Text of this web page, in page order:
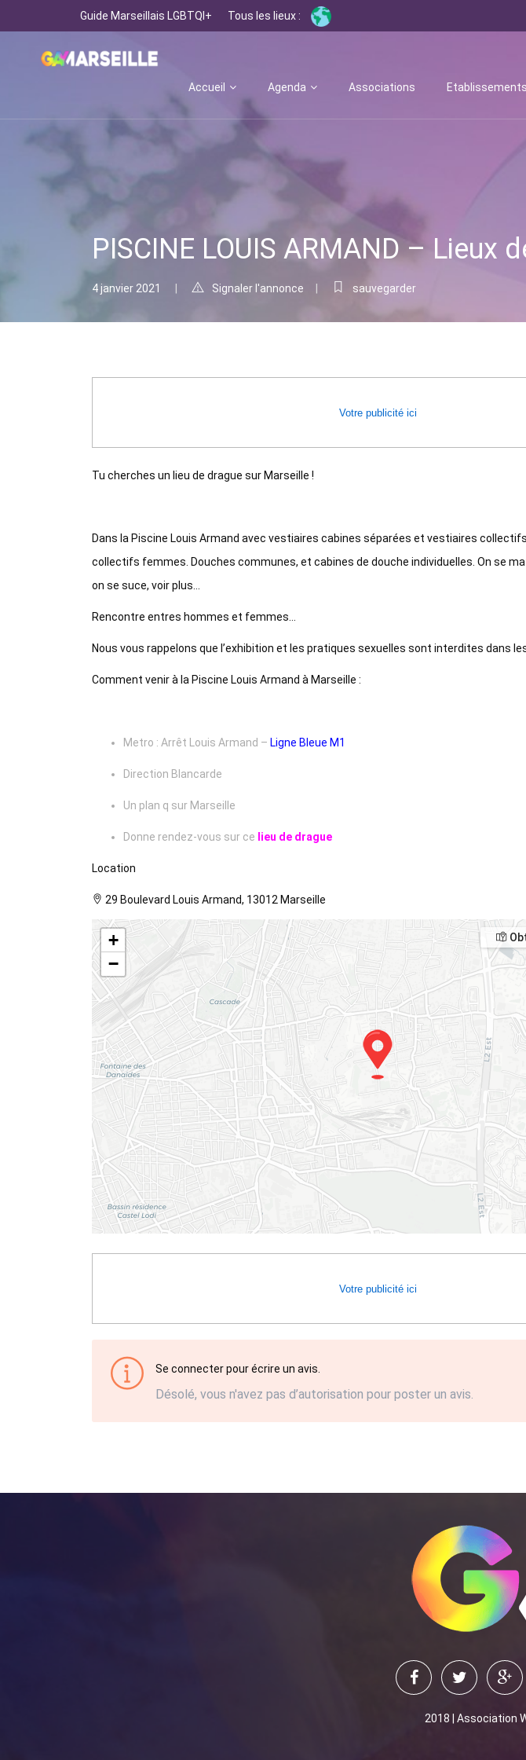
Guide Marseillais LGBTQI+ Tous les lieux :
Accueil
Agenda Associations Etablissements
PISCINE LOUIS ARMAND – Lieux
4 janvier 2021 Signaler l'annonce sauvegarder
Votre publicité ici
Tu cherches un lieu de drague sur Marseille !
Dans la Piscine Louis Armand avec vestiaires cabines séparées et vestiaires
collectifs femmes. Douches communes, et cabines de douche individuelles. On se
on se suce, voir plus…
Rencontre entres hommes et femmes…
Nous vous rappelons que l’exhibition et les pratiques sexuelles sont interdites dans
Comment venir à la Piscine Louis Armand à Marseille :
Metro : Arrêt Louis Armand – Ligne Bleue M1
Direction Blancarde
Un plan q sur Marseille
Donne rendez-vous sur ce lieu de drague
Location
29 Boulevard Louis Armand, 13012 Marseille
+
−
Votre publicité ici
Se connecter pour écrire un avis.
Désolé, vous n'avez pas d’autorisation pour poster un avis.
2018 | Association